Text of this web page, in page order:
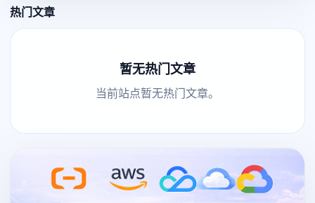
热门文章
暂无热门文章
当前站点暂无热门文章。